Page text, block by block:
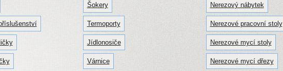
Šokery
Termoporty
Jídlonosiče
Várnice
Nerezový nábytek
Nerezové pracovní stoly
Nerezové mycí stoly
Nerezové mycí dřezy